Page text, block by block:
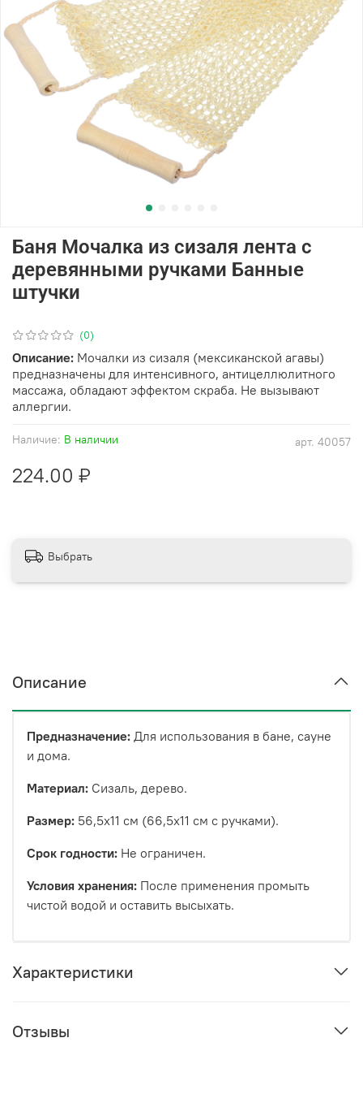
(0)
арт. 40057
Наличие: В наличии
Баня Мочалка из сизаля лента с
деревянными ручками Банные
штучки
224.00 ₽
Описание: Мочалки из сизаля (мексиканской агавы)
предназначены для интенсивного, антицеллюлитного
массажа, обладают эффектом скраба. Не вызывают
аллергии.
Выбрать
Описание
Предназначение: Для использования в бане, сауне
и дома.
Материал: Сизаль, дерево.
Размер: 56,5х11 см (66,5х11 см с ручками).
Срок годности: Не ограничен.
Условия хранения: После применения промыть
чистой водой и оставить высыхать.
Характеристики
Отзывы